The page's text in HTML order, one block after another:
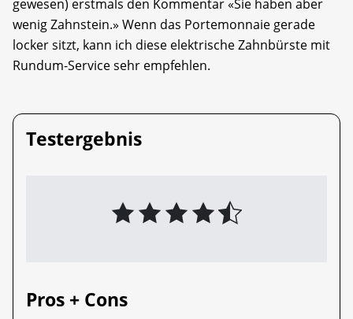
gewesen) erstmals den Kommentar «Sie haben aber
wenig Zahnstein.» Wenn das Portemonnaie gerade
locker sitzt, kann ich diese elektrische Zahnbürste mit
Rundum-Service sehr empfehlen.
Testergebnis
Pros + Cons